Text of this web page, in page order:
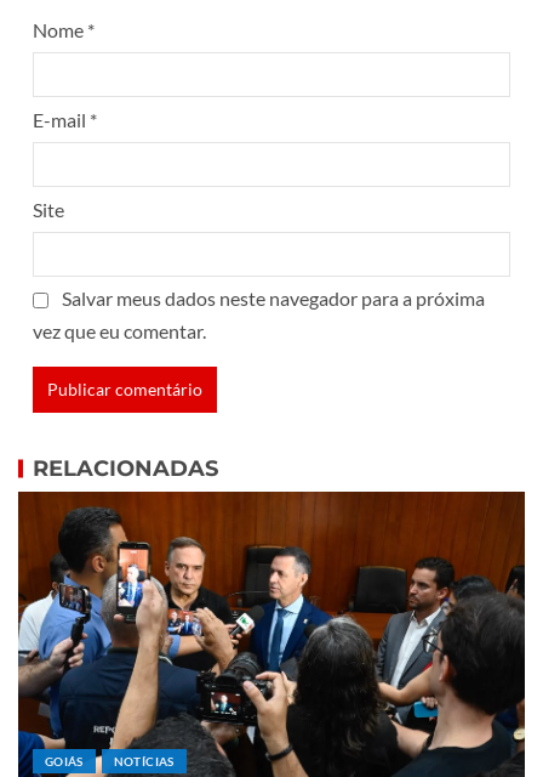
Nome *
E-mail *
Site
Salvar meus dados neste navegador para a próxima
vez que eu comentar.
RELACIONADAS
GOIÁS NOTÍCIAS